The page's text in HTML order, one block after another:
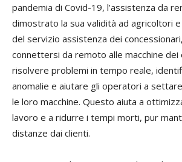
pandemia di Covid-19, l’assistenza da
dimostrato la sua validità ad agricoltori
del servizio assistenza dei
connettersi da remoto alle macchine dei
risolvere problemi in tempo reale,
anomalie e aiutare gli operatori a
le loro macchine. Questo aiuta a
lavoro e a ridurre i tempi morti, pur
distanze dai clienti.